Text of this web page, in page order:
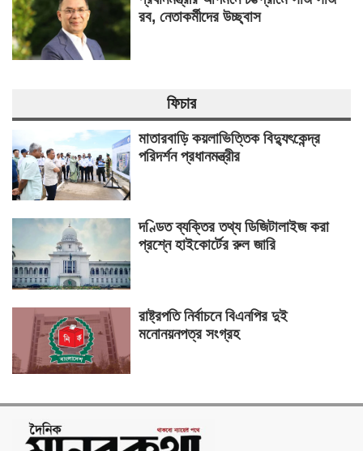
রব, নেতাকর্মীদের উচ্ছ্বাস
ফিচার
মাতারবাড়ি কয়লাভিত্তিক বিদ্যুৎকেন্দ্র
পরিদর্শন প্রধানমন্ত্রীর
দণ্ডিত ব্যক্তির তথ্য ডিজিটালাইজ করা
প্রশ্নে হাইকোর্টের রুল জারি
রাষ্ট্রপতি নির্বাচনে বিএনপির দুই
মনোনয়নপত্র সংগ্রহ